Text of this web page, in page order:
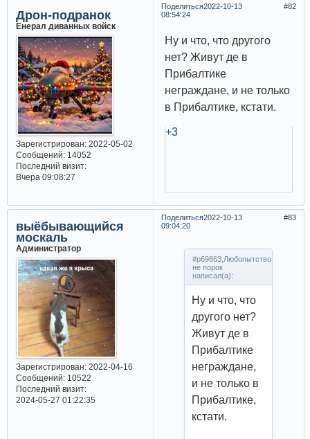
Поделиться 82
2022-10-13
08:54:24
Дрон-подранок
Енерал диванных войск
Зарегистрирован: 2022-05-02
Сообщений:14052
Последний визит:
Вчера 09:08:27
Ну и что, что другого
нет? Живут де в
Прибалтике
неграждане, и не только
в Прибалтике, кстати.
+3
Поделиться 83
2022-10-13
09:04:20
выёбывающийся
москаль
Администратор
Зарегистрирован: 2022-04-16
Сообщений:10522
Последний визит:
2024-05-27 01:22:35
#p69863,Любопытство
не порок
написал(а):
Ну и что, что
другого нет?
Живут де в
Прибалтике
неграждане,
и не только в
Прибалтике,
кстати.